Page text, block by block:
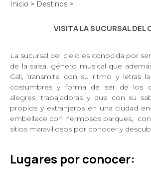
Inicio > Destinos >
VISITA LA SUCURSAL DEL
La sucursal del cielo es conocida por
de la salsa, género musical que
Cali, transmite con su ritmo y letras la
costumbres y forma de ser de los
alegres, trabajadoras y que con su
propios y extranjeros en una ciudad
embellece con hermosos parques,
sitios maravillosos por conocer y
Lugares por conocer: